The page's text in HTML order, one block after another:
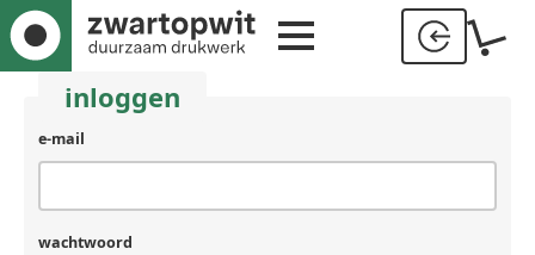
inloggen
e-mail
wachtwoord